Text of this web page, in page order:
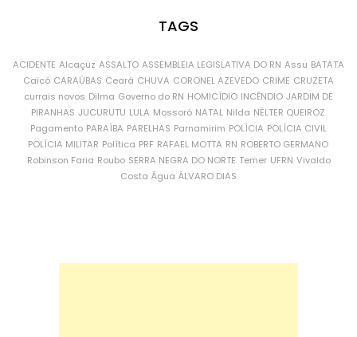
TAGS
ACIDENTE Alcaçuz ASSALTO ASSEMBLEIA LEGISLATIVA DO RN Assu BATATA
Caicó CARAÚBAS Ceará CHUVA CORONEL AZEVEDO CRIME CRUZETA
currais novos Dilma Governo do RN HOMICÍDIO INCÊNDIO JARDIM DE
PIRANHAS JUCURUTU LULA Mossoró NATAL Nilda NÉLTER QUEIROZ
Pagamento PARAÍBA PARELHAS Parnamirim POLÍCIA POLÍCIA CIVIL
POLÍCIA MILITAR Política PRF RAFAEL MOTTA RN ROBERTO GERMANO
Robinson Faria Roubo SERRA NEGRA DO NORTE Temer UFRN Vivaldo
Costa Água ÁLVARO DIAS